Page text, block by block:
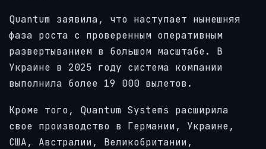
Quantum заявила, что наступает нынешняя
фаза роста с проверенным оперативным
развертыванием в большом масштабе. В
Украине в 2025 году система компании
выполнила более 19 000 вылетов.
Кроме того, Quantum Systems расширила
свое производство в Германии, Украине,
США, Австралии, Великобритании,